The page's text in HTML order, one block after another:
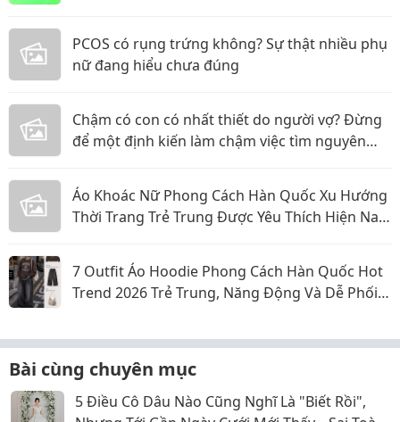
PCOS có rụng trứng không? Sự thật nhiều phụ
nữ đang hiểu chưa đúng
Chậm có con có nhất thiết do người vợ? Đừng
để một định kiến làm chậm việc tìm nguyên
Áo Khoác Nữ Phong Cách Hàn Quốc Xu Hướng
Thời Trang Trẻ Trung Được Yêu Thích Hiện Nay
7 Outfit Áo Hoodie Phong Cách Hàn Quốc Hot
Trend 2026 Trẻ Trung, Năng Động Và Dễ Phối
Bài cùng chuyên mục
5 Điều Cô Dâu Nào Cũng Nghĩ Là "Biết Rồi",